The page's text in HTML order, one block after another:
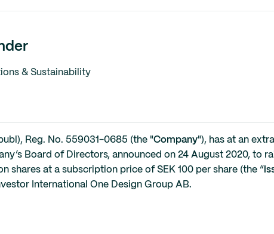
& Sustainability
Reg. No. 559031-0685 (the "Company"), has at an
Board of Directors, announced on 24 August 2020, to
shares at a subscription price of SEK 100 per share (the “
International One Design Group AB.